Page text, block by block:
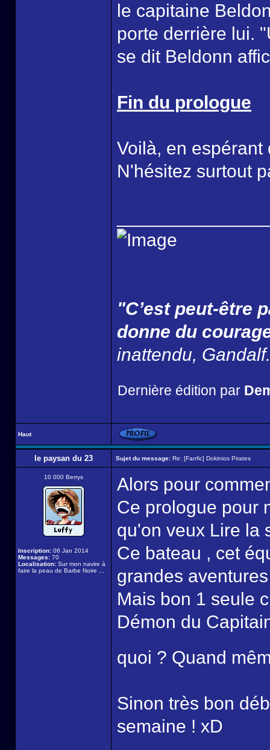
le capitaine
porte derrière lui.
se dit Beldonn
Fin du prologue
Voilà, en
N'hésitez surtout
"C’est peut-être
donne du
inattendu, Gandalf.
Dernière édition par
Haut
le paysan du 23 Sujet du message: Re: [Fanfic] Dokinios Pirates
10 000 Berrys
Inscription: 06 Jan 2014
Messages: 70
Localisation: Sur mon navire à
faire la peau de Barbe Noire ...
Alors pour
Ce prologue pour
qu'on veux Lire la
Ce bateau , cet
grandes
Mais bon 1 seule
Démon du
quoi ? Quand
Sinon très bon
semaine ! xD